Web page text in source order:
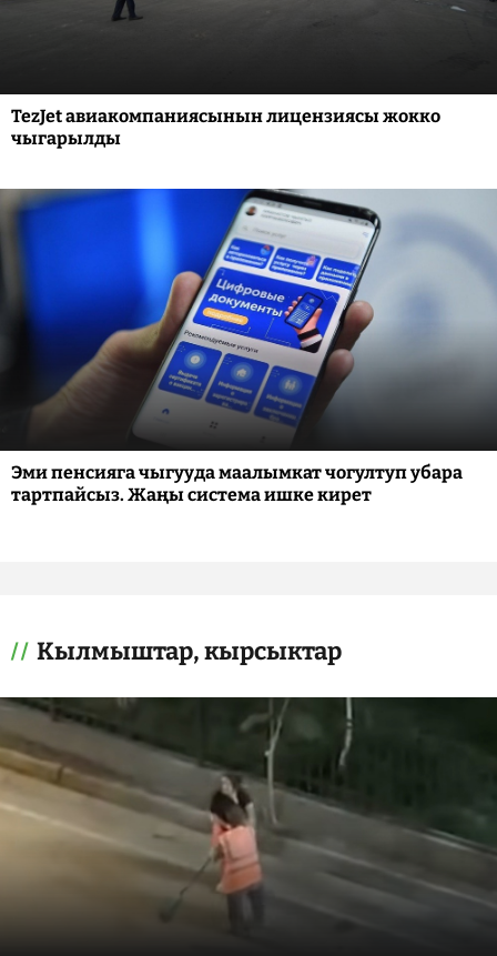
TezJet авиакомпаниясынын лицензиясы жокко
чыгарылды
Эми пенсияга чыгууда маалымкат чогултуп убара
тартпайсыз. Жаңы система ишке кирет
Кылмыштар, кырсыктар